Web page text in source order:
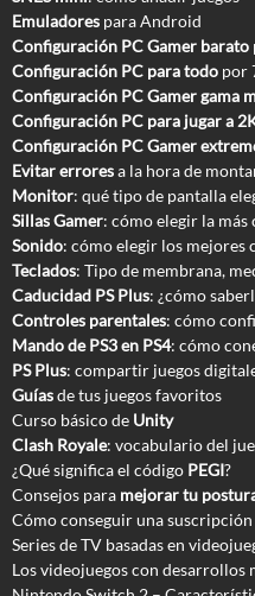
Emuladores para Android
Configuración PC Gamer barato
Configuración PC para todo por
Configuración PC Gamer gama
Configuración PC para jugar a
Configuración PC Gamer
Evitar erroresa la hora de
Monitor: qué tipo de pantalla
Sillas Gamer: cómo elegir la más
Sonido: cómo elegir los mejores
Teclados: Tipo de membrana,
Caducidad PS Plus: ¿cómo
Controles parentales: cómo
Mando de PS3 en PS4: cómo
PS Plus: compartir juegos
Guíasde tus juegos favoritos
Curso básico de Unity
Clash Royale: vocabulario del
¿Qué significa el código PEGI?
Consejos para mejorar tu
Cómo conseguir una
Series de TV basadas en
Los videojuegos con desarrollos